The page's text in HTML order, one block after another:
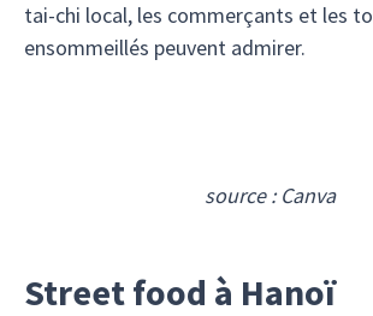
tai-chi local, les commerçants et les
ensommeillés peuvent admirer.
source : Canva
Street food à Hanoï